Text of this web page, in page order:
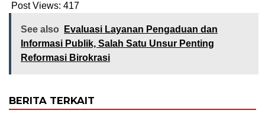
Post Views: 417
See also
Evaluasi Layanan Pengaduan dan
Informasi Publik, Salah Satu Unsur Penting
Reformasi Birokrasi
BERITA TERKAIT